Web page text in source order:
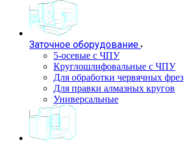
Заточное оборудование
5-осевые с ЧПУ
Круглошлифовальные с ЧПУ
Для обработки червячных фрез
Для правки алмазных кругов
Универсальные